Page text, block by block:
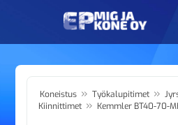
Koneistus » Työkalupitimet »
Kiinnittimet » Kemmler BT40-70-